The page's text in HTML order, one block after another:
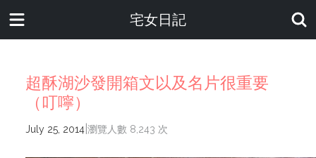
宅女日記
超酥湖沙發開箱文以及名片很重要
（叮嚀）
July 25, 2014 瀏覽人數 8,243 次